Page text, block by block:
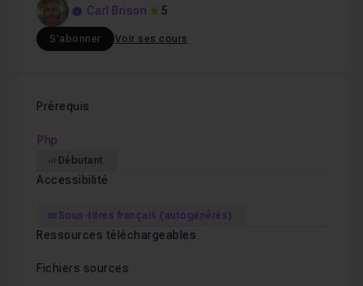
Carl Brison 5
S'abonner Voir ses cours
Prérequis
Php
Débutant
Accessibilité
Sous-titres français (autogénérés)
Ressources téléchargeables
Fichiers sources